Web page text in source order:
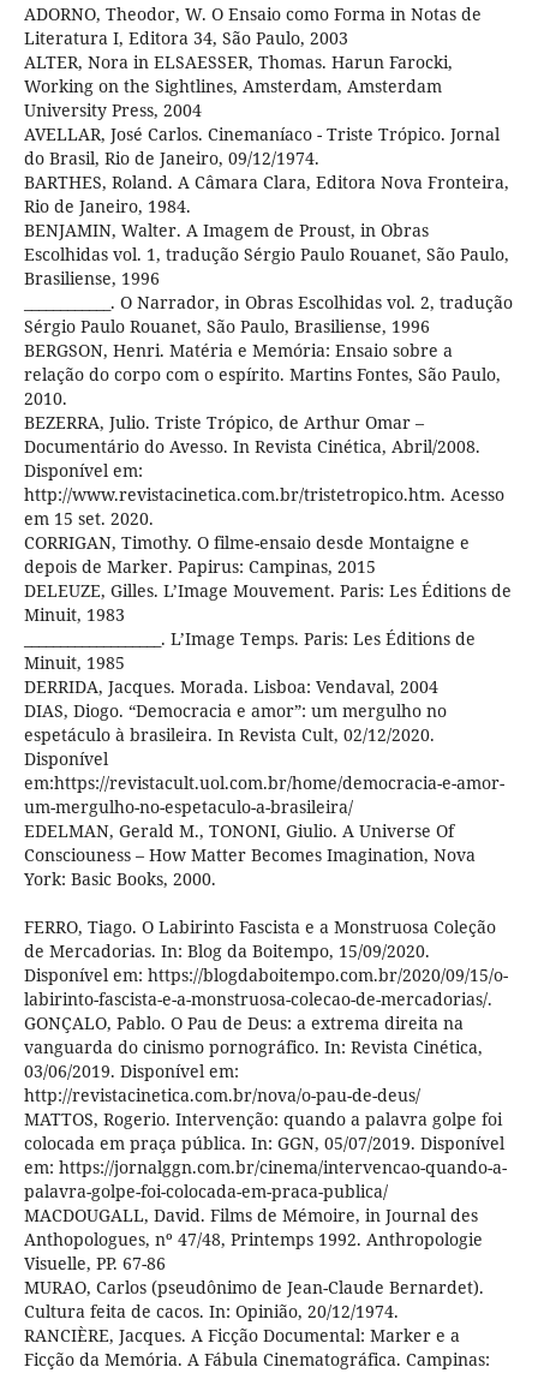
ADORNO, Theodor, W. O Ensaio como Forma in Notas de
Literatura I, Editora 34, São Paulo, 2003
ALTER, Nora in ELSAESSER, Thomas. Harun Farocki,
Working on the Sightlines, Amsterdam, Amsterdam
University Press, 2004
AVELLAR, José Carlos. Cinemaníaco - Triste Trópico. Jornal
do Brasil, Rio de Janeiro, 09/12/1974.
BARTHES, Roland. A Câmara Clara, Editora Nova Fronteira,
Rio de Janeiro, 1984.
BENJAMIN, Walter. A Imagem de Proust, in Obras
Escolhidas vol. 1, tradução Sérgio Paulo Rouanet, São Paulo,
Brasiliense, 1996
____________. O Narrador, in Obras Escolhidas vol. 2, tradução
Sérgio Paulo Rouanet, São Paulo, Brasiliense, 1996
BERGSON, Henri. Matéria e Memória: Ensaio sobre a
relação do corpo com o espírito. Martins Fontes, São Paulo,
2010.
BEZERRA, Julio. Triste Trópico, de Arthur Omar –
Documentário do Avesso. In Revista Cinética, Abril/2008.
Disponível em:
http://www.revistacinetica.com.br/tristetropico.htm. Acesso
em 15 set. 2020.
CORRIGAN, Timothy. O filme-ensaio desde Montaigne e
depois de Marker. Papirus: Campinas, 2015
DELEUZE, Gilles. L’Image Mouvement. Paris: Les Éditions de
Minuit, 1983
___________________. L’Image Temps. Paris: Les Éditions de
Minuit, 1985
DERRIDA, Jacques. Morada. Lisboa: Vendaval, 2004
DIAS, Diogo. “Democracia e amor”: um mergulho no
espetáculo à brasileira. In Revista Cult, 02/12/2020.
Disponível
em:https://revistacult.uol.com.br/home/democracia-e-amor-
um-mergulho-no-espetaculo-a-brasileira/
EDELMAN, Gerald M., TONONI, Giulio. A Universe Of
Consciouness – How Matter Becomes Imagination, Nova
York: Basic Books, 2000.
FERRO, Tiago. O Labirinto Fascista e a Monstruosa Coleção
de Mercadorias. In: Blog da Boitempo, 15/09/2020.
Disponível em: https://blogdaboitempo.com.br/2020/09/15/o-
labirinto-fascista-e-a-monstruosa-colecao-de-mercadorias/.
GONÇALO, Pablo. O Pau de Deus: a extrema direita na
vanguarda do cinismo pornográfico. In: Revista Cinética,
03/06/2019. Disponível em:
http://revistacinetica.com.br/nova/o-pau-de-deus/
MATTOS, Rogerio. Intervenção: quando a palavra golpe foi
colocada em praça pública. In: GGN, 05/07/2019. Disponível
em: https://jornalggn.com.br/cinema/intervencao-quando-a-
palavra-golpe-foi-colocada-em-praca-publica/
MACDOUGALL, David. Films de Mémoire, in Journal des
Anthopologues, nº 47/48, Printemps 1992. Anthropologie
Visuelle, PP. 67-86
MURAO, Carlos (pseudônimo de Jean-Claude Bernardet).
Cultura feita de cacos. In: Opinião, 20/12/1974.
RANCIÈRE, Jacques. A Ficção Documental: Marker e a
Ficção da Memória. A Fábula Cinematográfica. Campinas: